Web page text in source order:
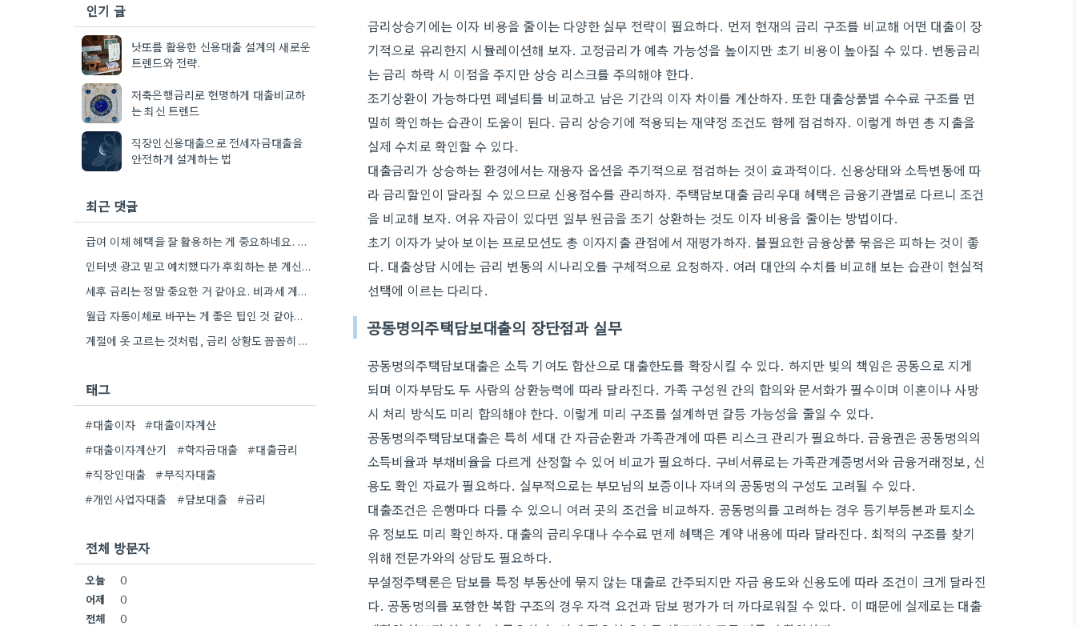
금리상승기에는 이자 비용을 줄이는 다양한 실무 전략이 필요하다. 먼저 현재의 금리 구조를 비교해 어떤 대출이 장
기적으로 유리한지 시뮬레이션해 보자. 고정금리가 예측 가능성을 높이지만 초기 비용이 높아질 수 있다. 변동금리
는 금리 하락 시 이점을 주지만 상승 리스크를 주의해야 한다.
조기상환이 가능하다면 페널티를 비교하고 남은 기간의 이자 차이를 계산하자. 또한 대출상품별 수수료 구조를 면
밀히 확인하는 습관이 도움이 된다. 금리 상승기에 적용되는 재약정 조건도 함께 점검하자. 이렇게 하면 총 지출을
실제 수치로 확인할 수 있다.
대출금리가 상승하는 환경에서는 재융자 옵션을 주기적으로 점검하는 것이 효과적이다. 신용상태와 소득변동에 따
라 금리할인이 달라질 수 있으므로 신용점수를 관리하자. 주택담보대출 금리우대 혜택은 금융기관별로 다르니 조건
을 비교해 보자. 여유 자금이 있다면 일부 원금을 조기 상환하는 것도 이자 비용을 줄이는 방법이다.
초기 이자가 낮아 보이는 프로모션도 총 이자지출 관점에서 재평가하자. 불필요한 금융상품 묶음은 피하는 것이 좋
다. 대출상담 시에는 금리 변동의 시나리오를 구체적으로 요청하자. 여러 대안의 수치를 비교해 보는 습관이 현실적
선택에 이르는 다리다.
공동명의주택담보대출의 장단점과 실무
공동명의주택담보대출은 소득 기여도 합산으로 대출한도를 확장시킬 수 있다. 하지만 빚의 책임은 공동으로 지게
되며 이자부담도 두 사람의 상환능력에 따라 달라진다. 가족 구성원 간의 합의와 문서화가 필수이며 이혼이나 사망
시 처리 방식도 미리 합의해야 한다. 이렇게 미리 구조를 설계하면 갈등 가능성을 줄일 수 있다.
공동명의주택담보대출은 특히 세대 간 자금순환과 가족관계에 따른 리스크 관리가 필요하다. 금융권은 공동명의의
소득비율과 부채비율을 다르게 산정할 수 있어 비교가 필요하다. 구비서류로는 가족관계증명서와 금융거래정보, 신
용도 확인 자료가 필요하다. 실무적으로는 부모님의 보증이나 자녀의 공동명의 구성도 고려될 수 있다.
대출조건은 은행마다 다를 수 있으니 여러 곳의 조건을 비교하자. 공동명의를 고려하는 경우 등기부등본과 토지소
유 정보도 미리 확인하자. 대출의 금리우대나 수수료 면제 혜택은 계약 내용에 따라 달라진다. 최적의 구조를 찾기
위해 전문가와의 상담도 필요하다.
무설정주택론은 담보를 특정 부동산에 묶지 않는 대출로 간주되지만 자금 용도와 신용도에 따라 조건이 크게 달라진
다. 공동명의를 포함한 복합 구조의 경우 자격 요건과 담보 평가가 더 까다로워질 수 있다. 이 때문에 실제로는 대출
인기 글
낫또를 활용한 신용대출 설계의 새로운
트렌드와 전략.
저축은행금리로 현명하게 대출비교하
는 최신 트렌드
직장인신용대출으로 전세자금대출을
안전하게 설계하는 법
최근 댓글
급여 이체 혜택을 잘 활용하는 게 중요하네요. 제가 은행별로 이체 횟수를 비교해보고는 했는데, 차이가 꽤…
인터넷 광고 믿고 예치했다가 후회하는 분 계신 것 보니, 금리 변동 진짜 빠르게 돌아간다는 걸…
세후 금리는 정말 중요한 거 같아요. 비과세 계좌도 고려해야 할 요소인데, 실제 수령액 계산을 해보니…
월급 자동이체로 바꾸는 게 좋은 팁인 것 같아요. 저도 비슷한 고민을 하고 있는데, 실제로 금리…
계절에 옷 고르는 것처럼, 금리 상황도 꼼꼼히 살펴보는 게 중요하네요. 특히 장기적으로 대출을 할 때는…
태그
#대출이자
#대출이자계산
#대출이자계산기
#학자금대출
#대출금리
#직장인대출
#무직자대출
#개인사업자대출
#담보대출 #금리
전체 방문자
오늘
0
어제
0
전체
0